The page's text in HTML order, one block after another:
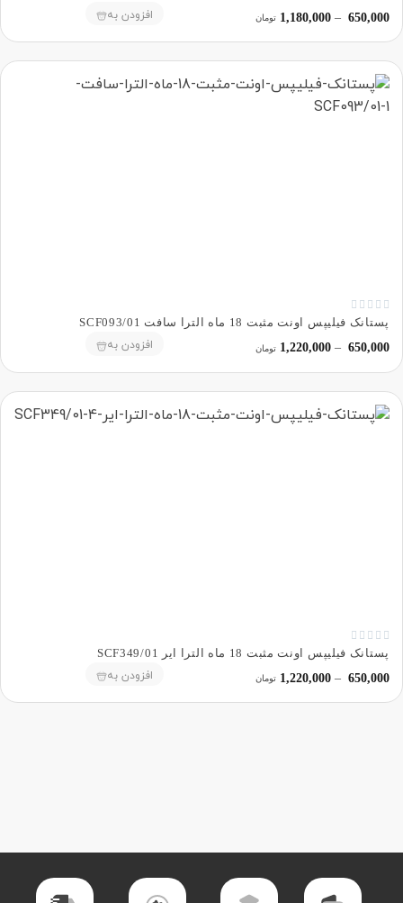
650,000
–
1,180,000 تومان افزودن به





پستانک فیلیپس اونت مثبت 18 ماه الترا سافت SCF093/01
650,000
–
1,220,000 تومان افزودن به





پستانک فیلیپس اونت مثبت 18 ماه الترا ایر SCF349/01
650,000
–
1,220,000 تومان افزودن به